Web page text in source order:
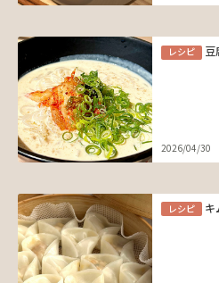
レシピ 豆
2026/04/30
レシピ キ